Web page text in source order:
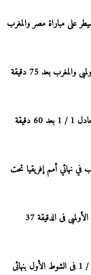
تحت 23 سنة، التعادل 1-1 يسيطر على مباراة مصر والمغرب
في نهائي أمم إفريقيا تحت
فى الدقيقة 37
منتخب مصر الأولمبى يتعادل مع المغرب 1 / 1 فى الشوط الأول بنهائى